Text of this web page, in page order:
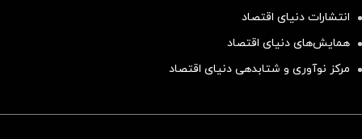
انتشارات دنیای اقتصاد
همایش‌های دنیای اقتصاد
مرکز نوآوری و شتابدهی دنیای اقتصاد